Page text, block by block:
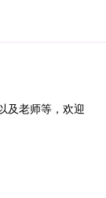
及老师等，欢迎